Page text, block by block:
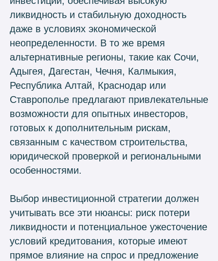
ликвидность и стабильную доходность
даже в условиях экономической
неопределенности. В то же время
альтернативные регионы, такие как Сочи,
Адыгея, Дагестан, Чечня, Калмыкия,
Республика Алтай, Краснодар или
Ставрополье предлагают привлекательные
возможности для опытных инвесторов,
готовых к дополнительным рискам,
связанным с качеством строительства,
юридической проверкой и региональными
особенностями.
Выбор инвестиционной стратегии должен
учитывать все эти нюансы: риск потери
ликвидности и потенциальное ужесточение
условий кредитования, которые имеют
прямое влияние на спрос и предложение